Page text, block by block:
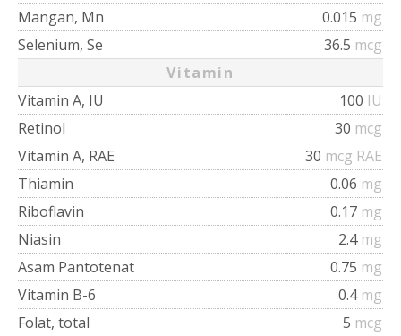
Mangan, Mn
0.015 mg
Selenium, Se
36.5 mcg
Vitamin
Vitamin A, IU
100 IU
Retinol
30 mcg
Vitamin A, RAE
30 mcg RAE
Thiamin
0.06 mg
Riboflavin
0.17 mg
Niasin
2.4 mg
Asam Pantotenat
0.75 mg
Vitamin B-6
0.4 mg
Folat, total
5 mcg